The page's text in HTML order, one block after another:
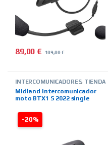
89,00€ 109,00€
-20%
INTERCOMUNICADORES, TIENDA
Midland Intercomunicador
moto BTX1 S 2022 single